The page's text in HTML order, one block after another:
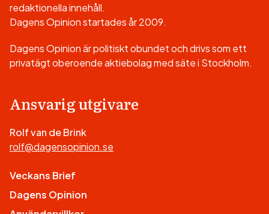
redaktionella innehåll.
Dagens Opinion startades år 2009.
Dagens Opinion är politiskt obundet och drivs som ett
privatägt oberoende aktiebolag med säte i Stockholm.
Ansvarig utgivare
Rolf van de Brink
rolf@dagensopinion.se
Veckans Brief
Dagens Opinion